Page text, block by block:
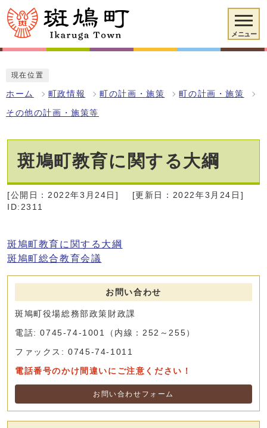
メニュー
現在位置
ホーム 町政情報 町の計画・施策 町の計画・施策
その他の計画・施策等
斑鳩町教育に関する大綱
[公開日：2022年3月24日]
[更新日：2022年3月24日]
ID:2311
斑鳩町教育に関する大綱
斑鳩町総合教育会議
お問い合わせ
斑鳩町役場総務部政策財政課
電話: 0745-74-1001（内線：252～255）
ファックス: 0745-74-1011
電話番号のかけ間違いにご注意ください！
お問い合わせフォーム